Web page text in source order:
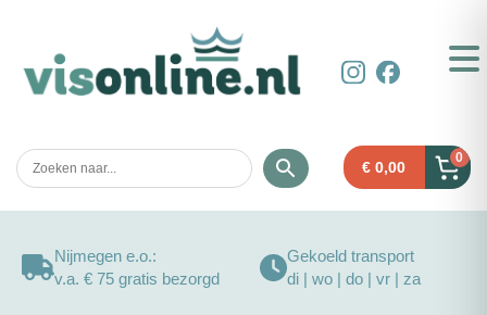
€ 0,00
0
Nijmegen e.o.:
v.a. € 75 gratis bezorgd
Gekoeld transport
di | wo | do | vr | za